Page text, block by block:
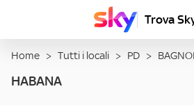
Trova
Home > Tutti i locali > PD >
HABANA